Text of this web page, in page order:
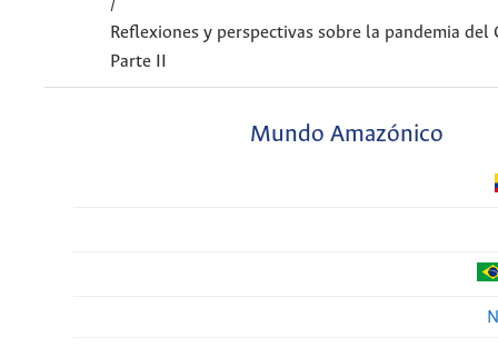
/
Reflexiones y perspectivas sobre la pandemia del
Parte II
Mundo Amazónico